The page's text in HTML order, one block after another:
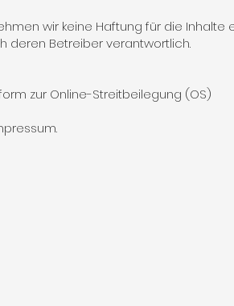
wir keine Haftung für die Inhalte
deren Betreiber verantwortlich.
zur Online-Streitbeilegung (OS)